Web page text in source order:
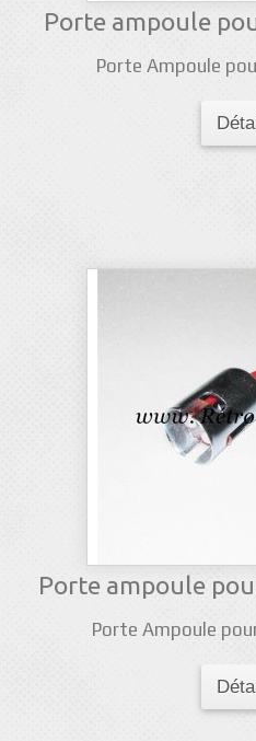
Porte ampoule
Porte Ampoule
Porte ampoule
Porte Ampoule